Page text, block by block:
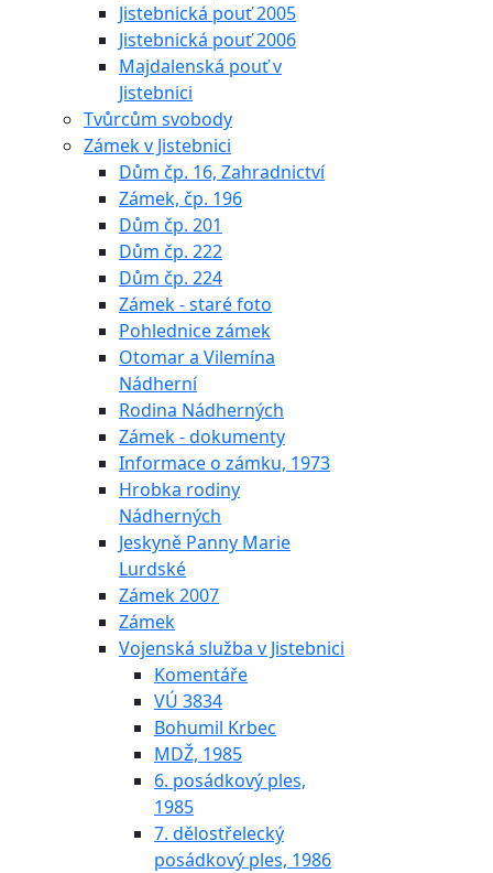
Jistebnická pouť 2005
Jistebnická pouť 2006
Majdalenská pouť v
Jistebnici
Tvůrcům svobody
Zámek v Jistebnici
Dům čp. 16, Zahradnictví
Zámek, čp. 196
Dům čp. 201
Dům čp. 222
Dům čp. 224
Zámek - staré foto
Pohlednice zámek
Otomar a Vilemína
Nádherní
Rodina Nádherných
Zámek - dokumenty
Informace o zámku, 1973
Hrobka rodiny
Nádherných
Jeskyně Panny Marie
Lurdské
Zámek 2007
Zámek
Vojenská služba v Jistebnici
Komentáře
VÚ 3834
Bohumil Krbec
MDŽ, 1985
6. posádkový ples,
1985
7. dělostřelecký
posádkový ples, 1986